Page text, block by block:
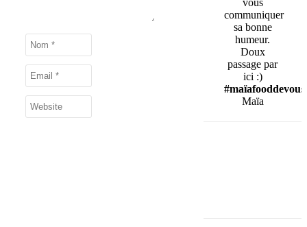
vous
communiquer
sa bonne
humeur.
Doux
passage par
ici :)
#maïafooddevous
Maïa